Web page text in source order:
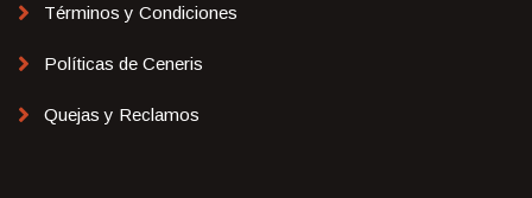
Términos y Condiciones
Políticas de Ceneris
Quejas y Reclamos